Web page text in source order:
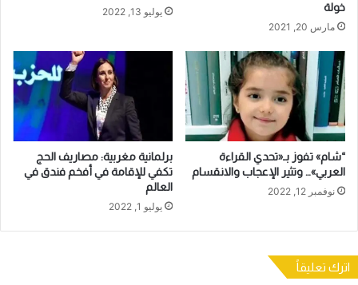
خولة
مارس 20, 2021
يوليو 13, 2022
“شام» تفوز بـ«تحدي القراءة
العربي»… وتثير الإعجاب والانقسام
نوفمبر 12, 2022
برلمانية مغربية: مصاريف الحج
تكفي للإقامة في أفخم فندق في
العالم
يوليو 1, 2022
اترك تعليقاً